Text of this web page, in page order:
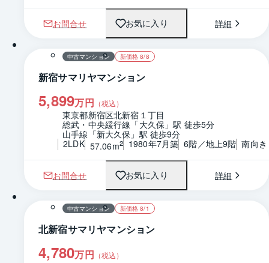
お問合せ お気に入り 詳細
1 / 0 間取り
中古マンション 新価格 8/8
新宿サマリヤマンション
5,899万円 （税込）
東京都新宿区北新宿１丁目
総武・中央緩行線「大久保」駅 徒歩5分
山手線「新大久保」駅 徒歩9分
2LDK 57.06m2 1980年7月築 6階／地上9階 南向き
お問合せ お気に入り 詳細
1 / 0 間取り
中古マンション 新価格 8/1
北新宿サマリヤマンション
4,780万円 （税込）